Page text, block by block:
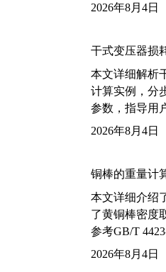
2026年8月4日
干式变压器损
本文详细解析
计算实例，分
参数，指导用
2026年8月4日
铜棒的重量计
本文详细介绍
了黄铜棒密度
参考GB/T
2026年8月4日